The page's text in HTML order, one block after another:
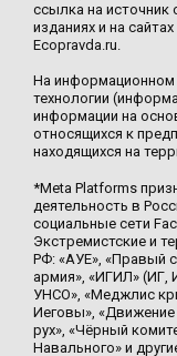
ссылка на источник
изданиях и на
Ecopravda.ru.
На информационном
технологии
информации на
относящихся к
находящихся на
*Meta Platforms
деятельность в
социальные сети
Экстремистские и
РФ: «АУЕ», «Правый
армия», «ИГИЛ» (ИГ,
УНСО», «Меджлис
Иеговы», «Движение
рух», «Чёрный
Навального» и